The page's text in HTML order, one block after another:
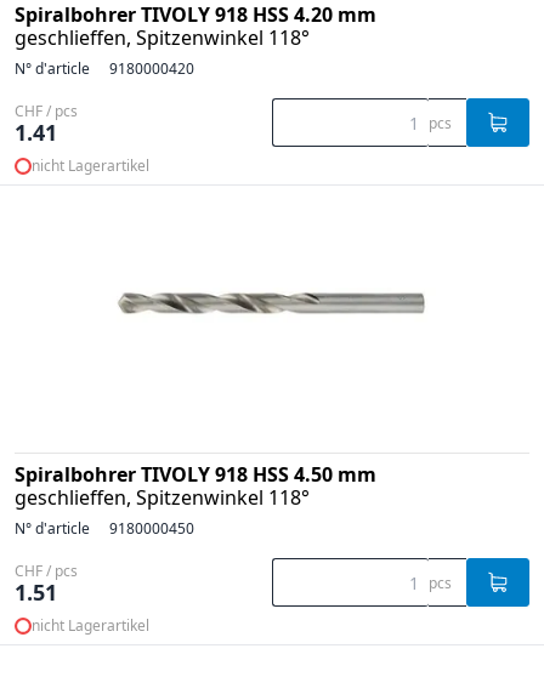
Spiralbohrer TIVOLY 918 HSS 4.20 mm
geschlieffen, Spitzenwinkel 118°
N° d'article 9180000420
CHF / pcs
1.41 pcs
nicht Lagerartikel
Spiralbohrer TIVOLY 918 HSS 4.50 mm
geschlieffen, Spitzenwinkel 118°
N° d'article 9180000450
CHF / pcs
1.51 pcs
nicht Lagerartikel